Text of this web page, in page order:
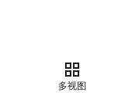
多视图